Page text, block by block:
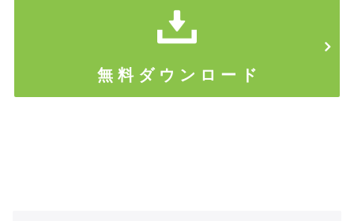
無 料 ダ ウ ン ロ ー ド